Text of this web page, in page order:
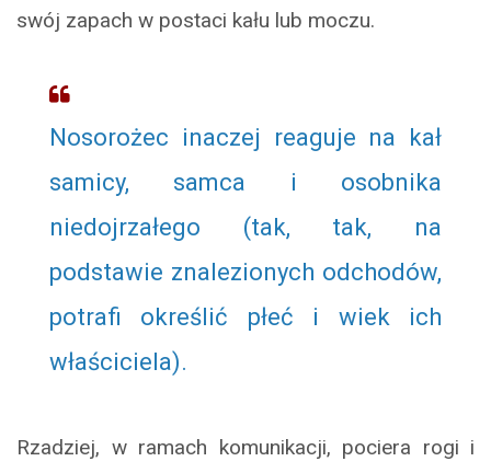
swój zapach w postaci kału lub moczu.
Nosorożec inaczej reaguje na kał
samicy, samca i osobnika
niedojrzałego (tak, tak, na
podstawie znalezionych odchodów,
potrafi określić płeć i wiek ich
właściciela).
Rzadziej, w ramach komunikacji, pociera rogi i